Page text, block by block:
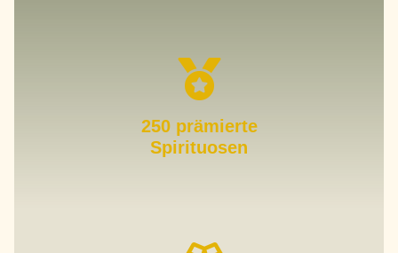
250 prämierte
Spirituosen